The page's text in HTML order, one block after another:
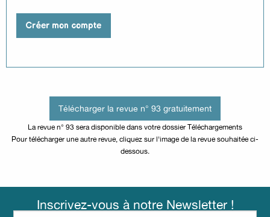
Créer mon compte
Télécharger la revue n° 93 gratuitement
La revue n° 93 sera disponible dans votre dossier Téléchargements
Pour télécharger une autre revue, cliquez sur l'image de la revue souhaitée ci-
dessous.
Inscrivez-vous à notre Newsletter !